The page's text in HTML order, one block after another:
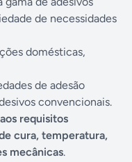
de necessidades
domésticas,
de adesão
convencionais.
requisitos
cura, temperatura,
mecânicas.